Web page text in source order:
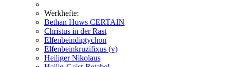
Werkhefte:
Bethan Huws CERTAIN
Christus in der Rast
Elfenbeindiptychon
Elfenbeinkruzifixus (v)
Heiliger Nikolaus